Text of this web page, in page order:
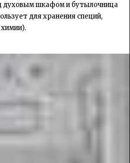
духовым шкафом и бутылочница
для хранения специй,